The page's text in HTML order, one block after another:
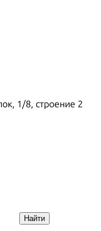
1/8, строение 2
Найти